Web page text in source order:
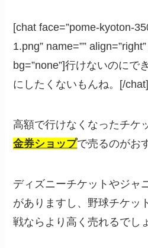
[chat face=”pome-kyoton-
1.png” name=””
bg=”none”]行けないのにで
にしたくないもんね。[/chat]
高額で行けなくなったチケ
金券ショップで売るのがお
ディズニーチケットやジャ
がありますし、野球チケッ
戦ならより高く売れるでし